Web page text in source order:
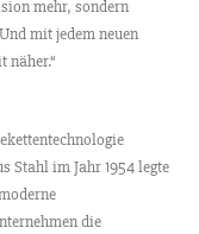
mehr, sondern
mit jedem neuen
näher.“
Stahl im Jahr 1954 legte
die